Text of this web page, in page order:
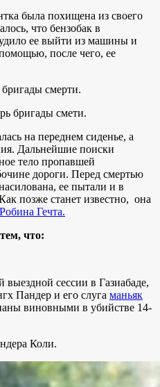
была похищена из своего
что бензобак в
ее выйти из машины и
после чего, ее
смерти.
на переднем сиденье, а
Дальнейшие поиски
тело пропавшей
дороги. Перед смертью
ее пытали и в
позже станет известно, она
Гечта.
что:
выездной сессии в Газиабаде,
Пандер и его слуга маньяк
виновными в убийстве 14-
Коли.